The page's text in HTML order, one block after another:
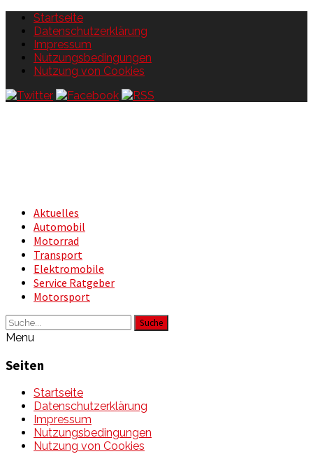
Startseite
Datenschutzerklärung
Impressum
Nutzungsbedingungen
Nutzung von Cookies
Aktuelles
Automobil
Motorrad
Transport
Elektromobile
Service Ratgeber
Motorsport
Suche
Menu
Seiten
Startseite
Datenschutzerklärung
Impressum
Nutzungsbedingungen
Nutzung von Cookies